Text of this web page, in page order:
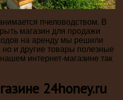
пчеловодством. В
магазин для продажи
на аренду мы решили
но и другие товары полезные
интернет-магазине так
24honey.ru